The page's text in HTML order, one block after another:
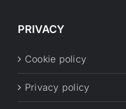
PRIVACY
Cookie policy
Privacy policy